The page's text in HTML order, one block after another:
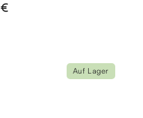
Auf Lager